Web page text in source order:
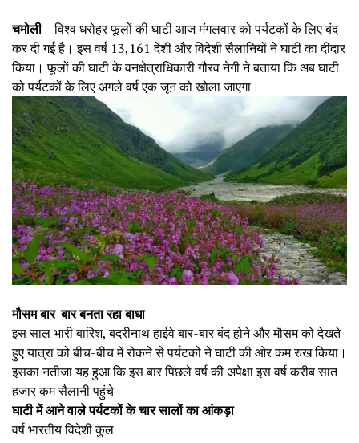
चमोली –विश्व धरोहर फूलों की घाटी आज मंगलवार को पर्यटकों के लिए बंद
कर दी गई है। इस वर्ष 13,161 देशी और विदेशी सैलानियों ने घाटी का दीदार
किया। फूलों की घाटी के वनक्षेत्राधिकारी गौरव नेगी ने बताया कि अब घाटी
को पर्यटकों के लिए अगले वर्ष एक जून को खोला जाएगा।
मौसम बार-बार बनता रहा बाधा
इस साल भारी बारिश, बदरीनाथ हाईवे बार-बार बंद होने और मौसम को देखते
हुए यात्रा को बीच-बीच में रोकने से पर्यटकों ने घाटी की ओर कम रुख किया।
इसका नतीजा यह हुआ कि इस बार पिछले वर्ष की अपेक्षा इस वर्ष करीब सात
हजार कम सैलानी पहुंचे।
घाटी में आने वाले पर्यटकों के चार सालों का आंकड़ा
वर्ष भारतीय विदेशी कुल